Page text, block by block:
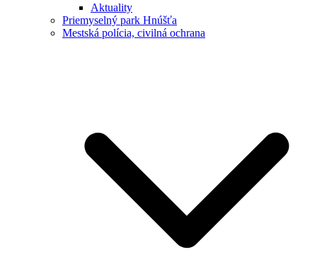
Aktuality
Priemyselný park Hnúšťa
Mestská polícia, civilná ochrana